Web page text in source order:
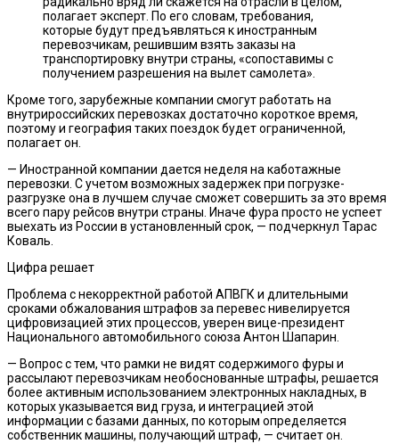
полагает эксперт. По его словам, требования,
которые будут предъявляться к иностранным
перевозчикам, решившим взять заказы на
транспортировку внутри страны, «сопоставимы с
получением разрешения на вылет самолета».
Кроме того, зарубежные компании смогут работать на
внутрироссийских перевозках достаточно короткое время,
поэтому и география таких поездок будет ограниченной,
полагает он.
— Иностранной компании дается неделя на каботажные
перевозки. С учетом возможных задержек при погрузке-
разгрузке она в лучшем случае сможет совершить за это время
всего пару рейсов внутри страны. Иначе фура просто не успеет
выехать из России в установленный срок, — подчеркнул Тарас
Коваль.
Цифра решает
Проблема с некорректной работой АПВГК и длительными
сроками обжалования штрафов за перевес нивелируется
цифровизацией этих процессов, уверен вице-президент
Национального автомобильного союза Антон Шапарин.
— Вопрос с тем, что рамки не видят содержимого фуры и
рассылают перевозчикам необоснованные штрафы, решается
более активным использованием электронных накладных, в
которых указывается вид груза, и интеграцией этой
информации с базами данных, по которым определяется
собственник машины, получающий штраф, — считает он.